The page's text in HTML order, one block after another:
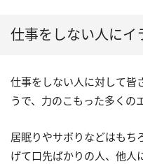
仕事をしない人にイ
仕事をしない人に対して皆
うで、力のこもった多くの
居眠りやサボりなどはもち
げて口先ばかりの人、他人